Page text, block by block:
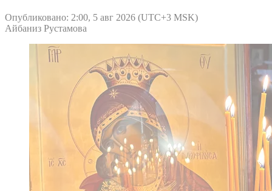
Опубликовано: 2:00, 5 авг 2026 (UTC+3 MSK)
Айбаниз Рустамова